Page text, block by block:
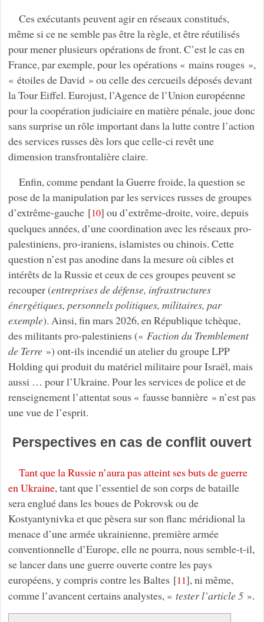
Ces exécutants peuvent agir en réseaux constitués,
même si ce ne semble pas être la règle, et être réutilisés
pour mener plusieurs opérations de front. C’est le cas en
France, par exemple, pour les opérations « mains rouges »,
« étoiles de David » ou celle des cercueils déposés devant
la Tour Eiffel. Eurojust, l’Agence de l’Union européenne
pour la coopération judiciaire en matière pénale, joue donc
sans surprise un rôle important dans la lutte contre l’action
des services russes dès lors que celle-ci revêt une
dimension transfrontalière claire.
Enfin, comme pendant la Guerre froide, la question se
pose de la manipulation par les services russes de groupes
d’extrême-gauche[10] ou d’extrême-droite, voire, depuis
quelques années, d’une coordination avec les réseaux pro-
palestiniens, pro-iraniens, islamistes ou chinois. Cette
question n’est pas anodine dans la mesure où cibles et
intérêts de la Russie et ceux de ces groupes peuvent se
recouper (entreprises de défense, infrastructures
énergétiques, personnels politiques, militaires, par
exemple). Ainsi, fin mars 2026, en République tchèque,
des militants pro-palestiniens (« Faction du Tremblement
de Terre») ont-ils incendié un atelier du groupe LPP
Holding qui produit du matériel militaire pour Israël, mais
aussi … pour l’Ukraine. Pour les services de police et de
renseignement l’attentat sous « fausse bannière » n’est pas
une vue de l’esprit.
Perspectives en cas de conflit ouvert
Tant que la Russie n’aura pas atteint ses buts de guerre
en Ukraine, tant que l’essentiel de son corps de bataille
sera englué dans les boues de Pokrovsk ou de
Kostyantynivka et que pèsera sur son flanc méridional la
menace d’une armée ukrainienne, première armée
conventionnelle d’Europe, elle ne pourra, nous semble-t-il,
se lancer dans une guerre ouverte contre les pays
européens, y compris contre les Baltes [11], ni même,
comme l’avancent certains analystes, « tester l’article 5».